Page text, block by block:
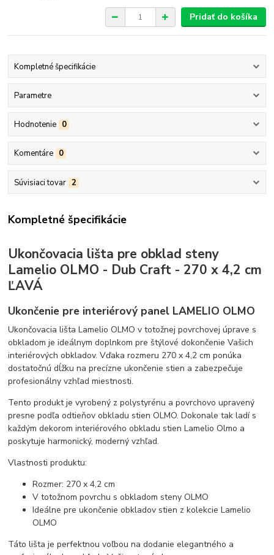
Pridať do košíka
Kompletné špecifikácie
Parametre
Hodnotenie 0
Komentáre 0
Súvisiaci tovar 2
Kompletné špecifikácie
Ukončovacia lišta pre obklad steny
Lamelio OLMO - Dub Craft - 270 x 4,2 cm
ĽAVÁ
Ukončenie pre interiérový panel LAMELIO OLMO
Ukončovacia lišta Lamelio OLMO v totožnej povrchovej úprave s
obkladom je ideálnym doplnkom pre štýlové dokončenie Vašich
interiérových obkladov. Vďaka rozmeru 270 x 4,2 cm ponúka
dostatočnú dĺžku na precízne ukončenie stien a zabezpečuje
profesionálny vzhľad miestnosti.
Tento produkt je vyrobený z polystyrénu a povrchovo upravený
presne podľa odtieňov obkladu stien OLMO. Dokonale tak ladí s
každým dekorom interiérového obkladu stien Lamelio Olmo a
poskytuje harmonický, moderný vzhľad.
Vlastnosti produktu:
Rozmer: 270 x 4,2 cm
V totožnom povrchu s obkladom steny OLMO
Ideálne pre ukončenie obkladov stien z kolekcie Lamelio
OLMO
Táto lišta je perfektnou voľbou na dodanie elegantného a